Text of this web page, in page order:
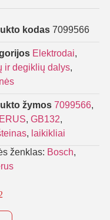
kodas 7099566
Elektrodai,
ir degiklių dalys,
žymos 7099566,
, GB132,
, laikikliai
ženklas: Bosch,